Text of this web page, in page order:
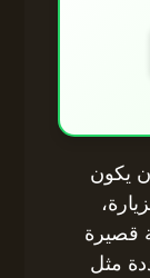
يكون
قصيرة
مثل